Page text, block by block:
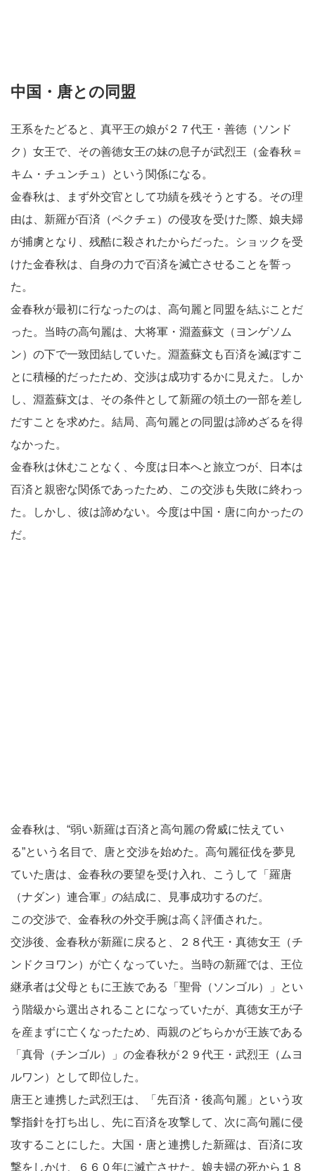
中国・唐との同盟
王系をたどると、真平王の娘が２７代王・善徳（ソンド
ク）女王で、その善徳女王の妹の息子が武烈王（金春秋＝
キム・チュンチュ）という関係になる。
金春秋は、まず外交官として功績を残そうとする。その理
由は、新羅が百済（ペクチェ）の侵攻を受けた際、娘夫婦
が捕虜となり、残酷に殺されたからだった。ショックを受
けた金春秋は、自身の力で百済を滅亡させることを誓っ
た。
金春秋が最初に行なったのは、高句麗と同盟を結ぶことだ
った。当時の高句麗は、大将軍・淵蓋蘇文（ヨンゲソム
ン）の下で一致団結していた。淵蓋蘇文も百済を滅ぼすこ
とに積極的だったため、交渉は成功するかに見えた。しか
し、淵蓋蘇文は、その条件として新羅の領土の一部を差し
だすことを求めた。結局、高句麗との同盟は諦めざるを得
なかった。
金春秋は休むことなく、今度は日本へと旅立つが、日本は
百済と親密な関係であったため、この交渉も失敗に終わっ
た。しかし、彼は諦めない。今度は中国・唐に向かったの
だ。
金春秋は、“弱い新羅は百済と高句麗の脅威に怯えてい
る”という名目で、唐と交渉を始めた。高句麗征伐を夢見
ていた唐は、金春秋の要望を受け入れ、こうして「羅唐
（ナダン）連合軍」の結成に、見事成功するのだ。
この交渉で、金春秋の外交手腕は高く評価された。
交渉後、金春秋が新羅に戻ると、２８代王・真徳女王（チ
ンドクヨワン）が亡くなっていた。当時の新羅では、王位
継承者は父母ともに王族である「聖骨（ソンゴル）」とい
う階級から選出されることになっていたが、真徳女王が子
を産まずに亡くなったため、両親のどちらかが王族である
「真骨（チンゴル）」の金春秋が２９代王・武烈王（ムヨ
ルワン）として即位した。
唐王と連携した武烈王は、「先百済・後高句麗」という攻
撃指針を打ち出し、先に百済を攻撃して、次に高句麗に侵
攻することにした。大国・唐と連携した新羅は、百済に攻
撃をしかけ、６６０年に滅亡させた。娘夫婦の死から１８